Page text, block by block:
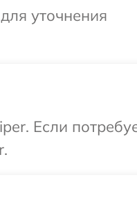
уточнения
Если